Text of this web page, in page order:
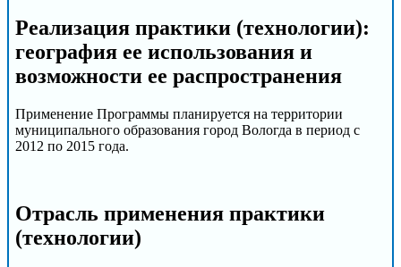
Реализация практики (технологии):
география ее использования и
возможности ее распространения
Применение Программы планируется на территории
муниципального образования город Вологда в период с
2012 по 2015 года.
Отрасль применения практики
(технологии)